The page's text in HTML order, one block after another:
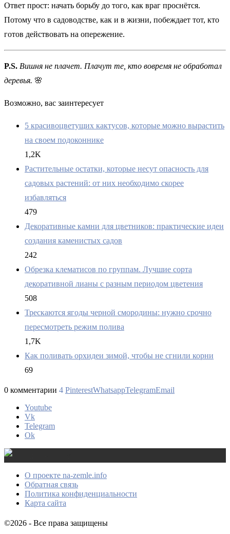
Ответ прост: начать борьбу до того, как враг проснётся.
Потому что в садоводстве, как и в жизни, побеждает тот, кто
готов действовать на опережение.
P.S. Вишня не плачет. Плачут те, кто вовремя не обработал
деревья. 🌸
Возможно, вас заинтересует
5 красивоцветущих кактусов, которые можно вырастить
на своем подоконнике
1,2K
Растительные остатки, которые несут опасность для
садовых растений: от них необходимо скорее
избавляться
479
Декоративные камни для цветников: практические идеи
создания каменистых садов
242
Обрезка клематисов по группам. Лучшие сорта
декоративной лианы с разным периодом цветения
508
Трескаются ягоды черной смородины: нужно срочно
пересмотреть режим полива
1,7K
Как поливать орхидеи зимой, чтобы не сгнили корни
69
0 комментарии 4 PinterestWhatsappTelegramEmail
Youtube
Vk
Telegram
Ok
О проекте na-zemle.info
Обратная связь
Политика конфиденциальности
Карта сайта
©2026 - Все права защищены